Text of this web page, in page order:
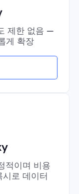
제한 없음 —
게 확장
적이며 비용
로 데이터